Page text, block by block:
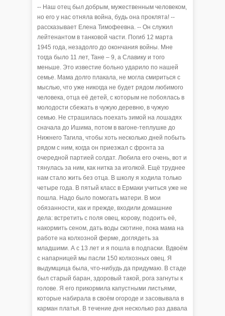
-- Наш отец был добрым, мужественным человеком,
но его у нас отняла война, будь она проклята! --
рассказывает Елена Тимофеевна. -- Он служил
лейтенантом в танковой части. Погиб 12 марта
1945 года, незадолго до окончания войны. Мне
тогда было 11 лет, Тане – 9, а Славику и того
меньше. Это известие больно ударило по нашей
семье. Мама долго плакала, не могла смириться с
мыслью, что уже никогда не будет рядом любимого
человека, отца её детей, с которым не побоялась в
молодости сбежать в чужую деревню, в чужую
семью. Не страшилась поехать зимой на лошадях
сначала до Ишима, потом в вагоне-теплушке до
Нижнего Тагила, чтобы хоть несколько дней побыть
рядом с ним, когда он приезжал с фронта за
очередной партией солдат. Любила его очень, вот и
тянулась за ним, как нитка за иголкой. Ещё труднее
нам стало жить без отца. В школу я ходила только
четыре года. В пятый класс в Ермаки учиться уже не
пошла. Надо было помогать матери. В мои
обязанности, как и прежде, входили домашние
дела: встретить с поля овец, корову, подоить её,
накормить сеном, дать воды скотине, пока мама на
работе на колхозной ферме, доглядеть за
младшими. А с 13 лет и я пошла в подпаски. Вдвоём
с напарницей мы пасли 150 колхозных овец. Я
выдумщица была, что-нибудь да придумаю. В стаде
был старый баран, здоровый такой, рога загнуты к
голове. Я его прикормила капустными листьями,
которые набирала в своём огороде и засовывала в
карман платья. В течение дня несколько раз давала